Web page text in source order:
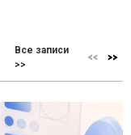
Все записи
>>